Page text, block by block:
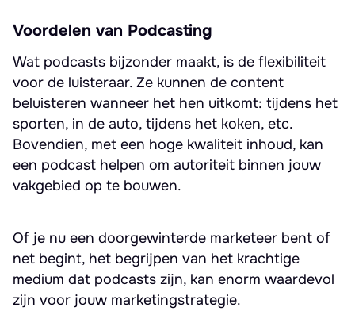
Voordelen van Podcasting
Wat podcasts bijzonder maakt, is de flexibiliteit
voor de luisteraar. Ze kunnen de content
beluisteren wanneer het hen uitkomt: tijdens het
sporten, in de auto, tijdens het koken, etc.
Bovendien, met een hoge kwaliteit inhoud, kan
een podcast helpen om autoriteit binnen jouw
vakgebied op te bouwen.
Of je nu een doorgewinterde marketeer bent of
net begint, het begrijpen van het krachtige
medium dat podcasts zijn, kan enorm waardevol
zijn voor jouw marketingstrategie.